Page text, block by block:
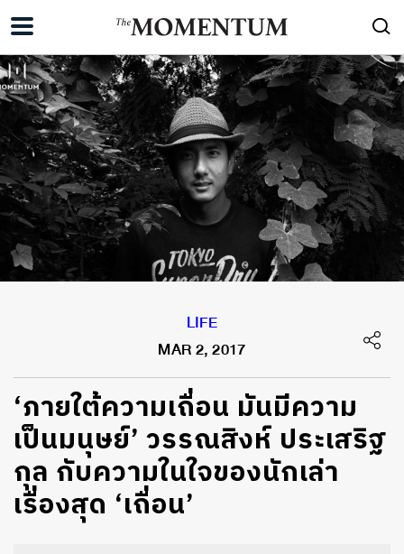
LIFE
MAR 2, 2017
‘ภายใต้ความเถื่อน มันมีความ
เป็นมนุษย์’ วรรณสิงห์ ประเสริฐ
กุล กับความในใจของนักเล่า
เรื่องสุด ‘เถื่อน’